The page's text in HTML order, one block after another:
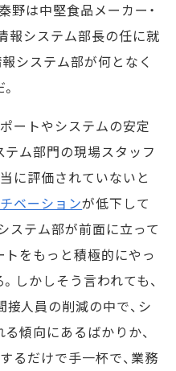
野は中堅食品メーカー・
報システム部長の任に就
システム部が何となく
ートやシステムの安定
ム部門の現場スタッフ
に評価されていないと
ベーションが低下して
ステム部が前面に立って
をもっと積極的にやっ
しかしそう言われても、
接人員の削減の中で、シ
傾向にあるばかりか、
るだけで手一杯で、業務